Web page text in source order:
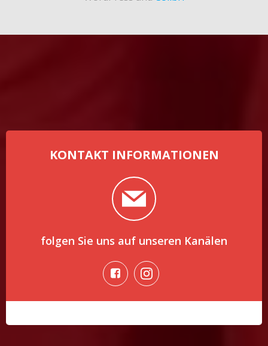
KONTAKT INFORMATIONEN
folgen Sie uns auf unseren Kanälen